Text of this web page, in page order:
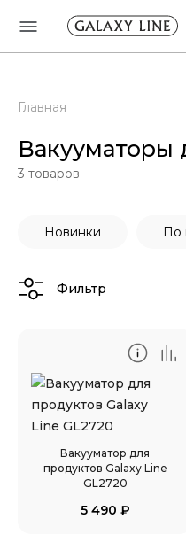
Главная
Вакууматоры
3 товаров
Фильтр
Новинки По
Вакууматор для
продуктов Galaxy Line
GL2720
5 490 ₽